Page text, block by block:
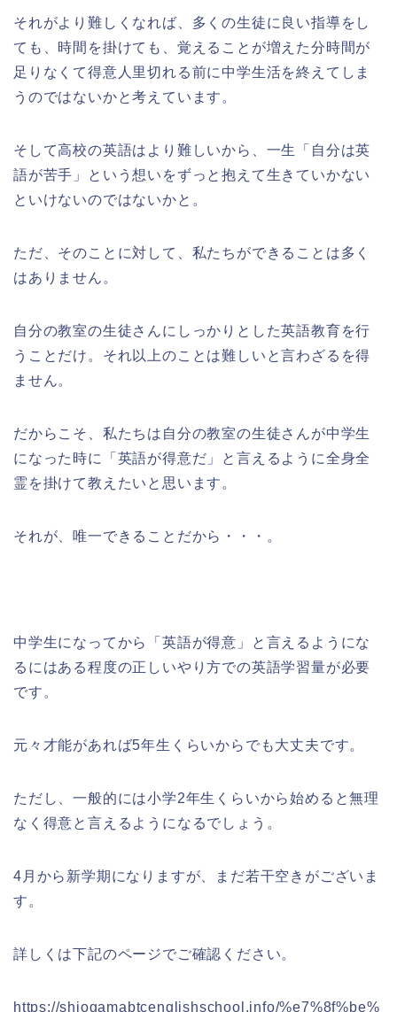
それがより難しくなれば、多くの生徒に良い指導をし
ても、時間を掛けても、覚えることが増えた分時間が
足りなくて得意人里切れる前に中学生活を終えてしま
うのではないかと考えています。
そして高校の英語はより難しいから、一生「自分は英
語が苦手」という想いをずっと抱えて生きていかない
といけないのではないかと。
ただ、そのことに対して、私たちができることは多く
はありません。
自分の教室の生徒さんにしっかりとした英語教育を行
うことだけ。それ以上のことは難しいと言わざるを得
ません。
だからこそ、私たちは自分の教室の生徒さんが中学生
になった時に「英語が得意だ」と言えるように全身全
霊を掛けて教えたいと思います。
それが、唯一できることだから・・・。
中学生になってから「英語が得意」と言えるようにな
るにはある程度の正しいやり方での英語学習量が必要
です。
元々才能があれば5年生くらいからでも大丈夫です。
ただし、一般的には小学2年生くらいから始めると無理
なく得意と言えるようになるでしょう。
4月から新学期になりますが、まだ若干空きがございま
す。
詳しくは下記のページでご確認ください。
https://shiogamabtcenglishschool.info/%e7%8f%be%